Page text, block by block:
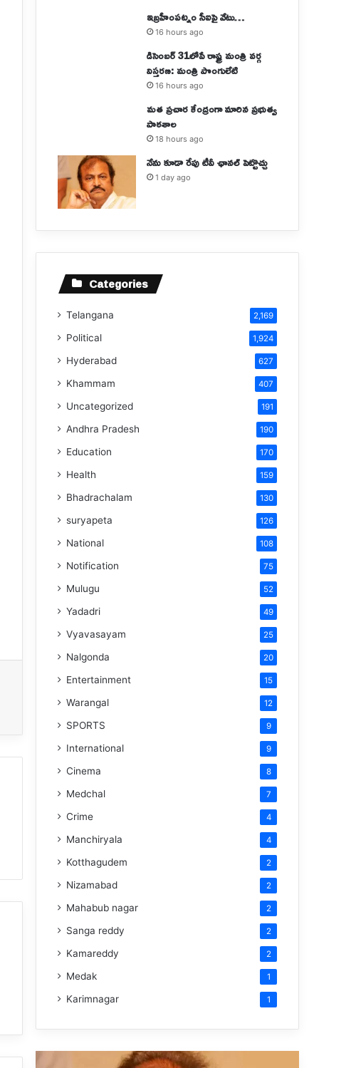
ఇబ్రహీంపట్నం సీఐపై వేటు…
16 hours ago
డిసెంబర్ 31లోపే రాష్ట్ర మంత్రి వర్గ
విస్తరణ: మంత్రి పొంగులేటి
16 hours ago
మత ప్రచార కేంద్రంగా మారిన ప్రభుత్వ
పాఠశాల
18 hours ago
నేను కూడా రేపు టీవీ ఛానల్ పెట్టొచ్చు
1 day ago
Categories
Telangana 2,169
Political 1,924
Hyderabad 627
Khammam 407
Uncategorized 191
Andhra Pradesh 190
Education 170
Health 159
Bhadrachalam 130
suryapeta 126
National 108
Notification 75
Mulugu 52
Yadadri 49
Vyavasayam 25
Nalgonda 20
Entertainment 15
Warangal 12
SPORTS 9
International 9
Cinema 8
Medchal 7
Crime 4
Manchiryala 4
Kotthagudem 2
Nizamabad 2
Mahabub nagar 2
Sanga reddy 2
Kamareddy 2
Medak 1
Karimnagar 1